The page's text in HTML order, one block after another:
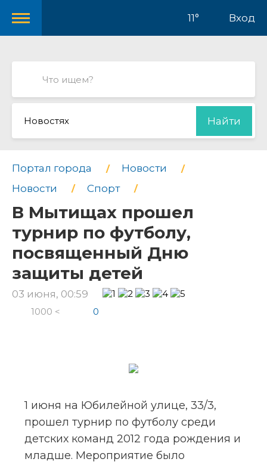
11° Вход
Новостях Найти
Портал города
Новости
Новости
Спорт
В Мытищах прошел
турнир по футболу,
посвященный Дню
защиты детей
03 июня, 00:59
1000 < 0
1 июня на Юбилейной улице, 33/3,
прошел турнир по футболу среди
детских команд 2012 года рождения и
младше. Мероприятие было